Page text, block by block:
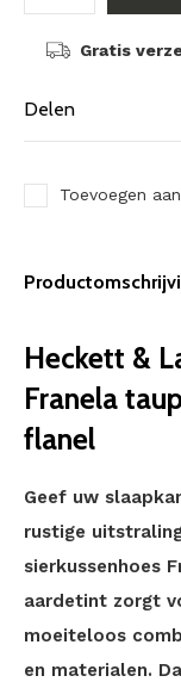
Gratis
Delen
Toevoegen
Heckett &
Franela
flanel
Geef uw
rustige
sierkussenhoes
aardetint zorgt
moeiteloos
en materialen.